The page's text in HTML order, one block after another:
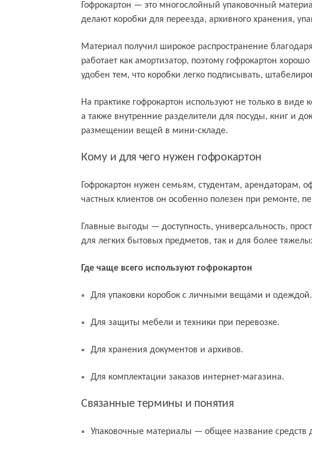
Гофрокартон — это многослойный упаковочный
делают коробки для переезда, архивного хранения,
Материал получил широкое распространение
работает как амортизатор, поэтому гофрокартон
удобен тем, что коробки легко подписывать,
На практике гофрокартон используют не только в
а также внутренние разделители для посуды, книг и
размещении вещей в мини-складе.
Кому и для чего нужен гофрокартон
Гофрокартон нужен семьям, студентам, арендаторам,
частных клиентов он особенно полезен при ремонте,
Главные выгоды — доступность, универсальность,
для легких бытовых предметов, так и для более
Где чаще всего используют гофрокартон
Для упаковки коробок с личными вещами и одеждой.
Для защиты мебели и техники при перевозке.
Для хранения документов и архивов.
Для комплектации заказов интернет-магазина.
Связанные термины и понятия
Упаковочные материалы — общее название средств